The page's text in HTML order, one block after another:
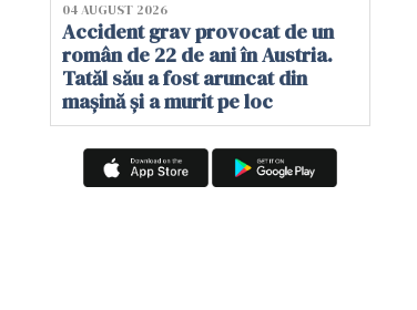
04 AUGUST 2026
Accident grav provocat de un
român de 22 de ani în Austria.
Tatăl său a fost aruncat din
mașină și a murit pe loc